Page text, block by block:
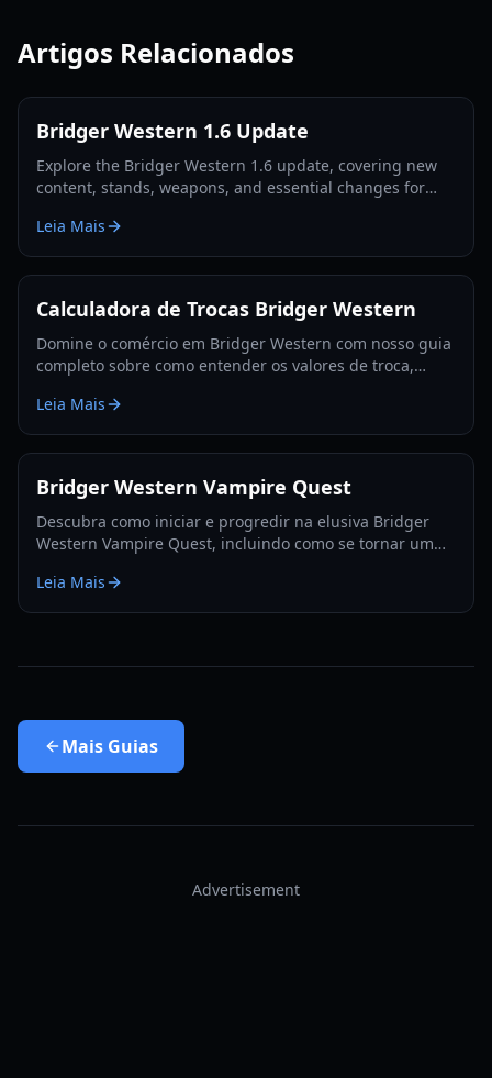
Artigos Relacionados
Bridger Western 1.6 Update
Explore the Bridger Western 1.6 update, covering new
content, stands, weapons, and essential changes for
Leia Mais
Calculadora de Trocas Bridger Western
Domine o comércio em Bridger Western com nosso guia
completo sobre como entender os valores de troca,
informadas.
Leia Mais
Bridger Western Vampire Quest
Descubra como iniciar e progredir na elusiva Bridger
Western Vampire Quest, incluindo como se tornar um
Leia Mais
Mais Guias
Advertisement